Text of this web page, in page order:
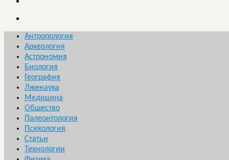
Антропология
Археология
Астрономия
Биология
География
Лженаука
Медицина
Общество
Палеонтология
Психология
Статьи
Технологии